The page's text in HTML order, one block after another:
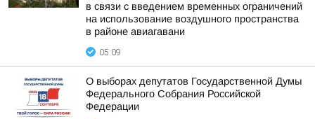
в связи с введением временных ограничений
на использование воздушного пространства
в районе авиагавани
05:09
О выборах депутатов Государственной Думы
Федерального Собрания Российской
Федерации